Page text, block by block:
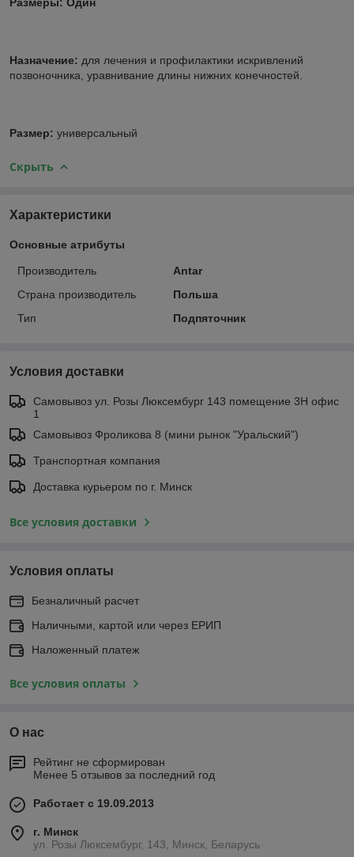
Назначение: для лечения и профилактики искривлений
позвоночника, уравнивание длины нижних конечностей.
Размер: универсальный
Скрыть
Характеристики
Основные атрибуты
Производитель
Antar
Страна производитель
Польша
Тип
Подпяточник
Условия доставки
Самовывоз ул. Розы Люксембург 143 помещение 3Н офис
1
Самовывоз Фроликова 8 (мини рынок "Уральский")
Транспортная компания
Доставка курьером по г. Минск
Все условия доставки
Условия оплаты
Безналичный расчет
Наличными, картой или через ЕРИП
Наложенный платеж
Все условия оплаты
О нас
Рейтинг не сформирован
Менее 5 отзывов за последний год
Работает с 19.09.2013
г. Минск
ул. Розы Люксембург, 143, Минск, Беларусь